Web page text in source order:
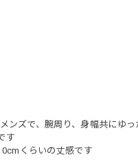
ンズで、腕周り、身幅共にゆ
す
くらいの丈感です